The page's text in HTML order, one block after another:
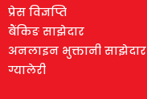
प्रेस विज्ञप्ति
बैंकिङ साझेदार
अनलाइन भुक्तानी साझेदार
ग्यालेरी